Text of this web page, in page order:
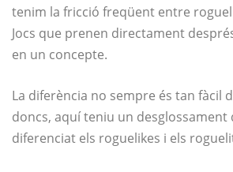
tenim la fricció freqüent entre
Jocs que prenen directament
en un concepte.
La diferència no sempre és tan fàcil
doncs, aquí teniu un desglossament
diferenciat els roguelikes i els